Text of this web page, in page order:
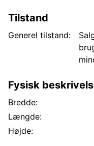
Tilstand
Generel tilstand:
Fysisk
Bredde:
Længde:
Højde: